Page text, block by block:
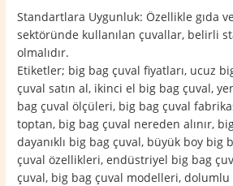
Standartlara Uygunluk: Özellikle gıda
sektöründe kullanılan çuvallar, belirli
olmalıdır.
Etiketler; big bag çuval fiyatları, ucuz
çuval satın al, ikinci el big bag çuval,
bag çuval ölçüleri, big bag çuval
toptan, big bag çuval nereden alınır,
dayanıklı big bag çuval, büyük boy big
çuval özellikleri, endüstriyel big bag
çuval, big bag çuval modelleri, dolumlu